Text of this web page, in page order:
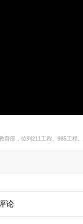
育部，位列211工程、985工程。
论